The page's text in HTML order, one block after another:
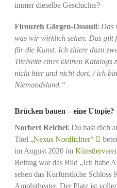
immer dieselbe Geschichte?
Firouzeh Görgen-Ossouli: Das
was wir wirklich sehen. Das gilt
für die Kunst. Ich zitiere dazu
Titelseite eines kleinen Katalogs
nicht hier und nicht dort, / ich
Niemandsland.“
Brücken bauen – eine Utopie?
Norbert Reichel: Du hast dich
Titel „Nexus Nordlichter“
im August 2020 im
Beitrag war das Bild „Ich habe
sehen das Kurfürstliche Schloss
Amphitheater. Der Platz ist